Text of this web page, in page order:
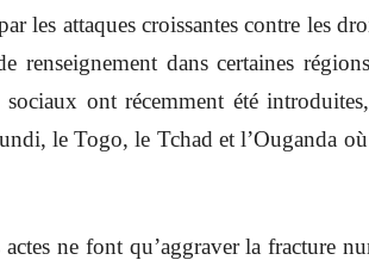
les attaques croissantes contre les
renseignement dans certaines
ont récemment été
le Togo, le Tchad et l’Ouganda
ne font qu’aggraver la fracture